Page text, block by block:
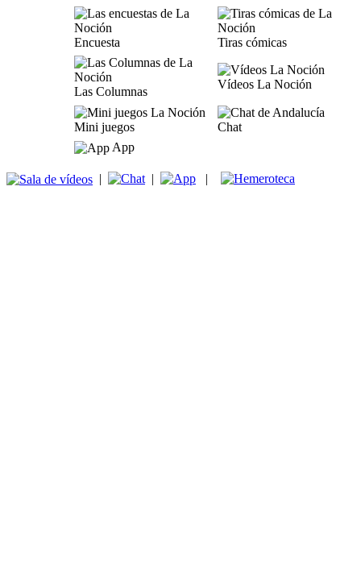
Encuesta Tiras cómicas
Las Columnas
Vídeos La Noción
Mini juegos
Chat
App
| | |